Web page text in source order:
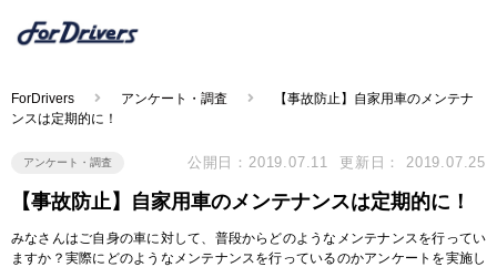
ForDrivers アンケート・調査
【事故防止】自家用車のメンテナ
ンスは定期的に！
アンケート・調査 公開日：2019.07.11 更新日： 2019.07.25
【事故防止】自家用車のメンテナンスは定期的に！
みなさんはご自身の車に対して、普段からどのようなメンテナンスを行ってい
ますか？実際にどのようなメンテナンスを行っているのかアンケートを実施し